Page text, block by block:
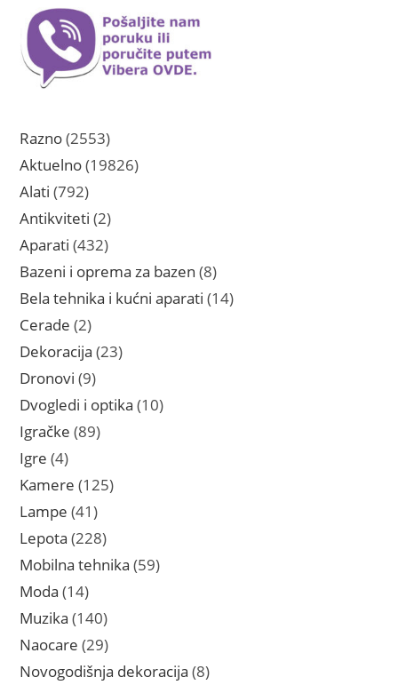
Razno 25532553
proizvoda
Aktuelno 1982619826
Alati 792792
proizvoda
Antikviteti 22
proizvoda
Aparati 432432
proizvoda
Bazeni i oprema za bazen 88
proizvoda
Bela tehnika i kućni aparati 1414
Cerade 22
proizvoda
Dekoracija 2323
Dronovi 99
proizvoda
Dvogledi i optika 1010
Igračke 8989
Igre 44
proizvoda
Kamere 125125
Lampe 4141
proizvod
Lepota 228228
proizvoda
Mobilna tehnika 5959
Moda 1414
proizvoda
Muzika 140140
proizvoda
Naocare 2929
proizvoda
Novogodišnja dekoracija 88